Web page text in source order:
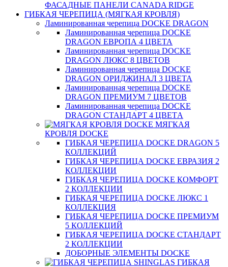
ФАСАДНЫЕ ПАНЕЛИ CANADA RIDGE
ГИБКАЯ ЧЕРЕПИЦА (МЯГКАЯ КРОВЛЯ)
Ламинированная черепица DOCKE DRAGON
Ламинированная черепица DOCKE
DRAGON ЕВРОПА 4 ЦВЕТА
Ламинированная черепица DOCKE
DRAGON ЛЮКС 8 ЦВЕТОВ
Ламинированная черепица DOCKE
DRAGON ОРИДЖИНАЛ 3 ЦВЕТА
Ламинированная черепица DOCKE
DRAGON ПРЕМИУМ 7 ЦВЕТОВ
Ламинированная черепица DOCKE
DRAGON СТАНДАРТ 4 ЦВЕТA
МЯГКАЯ
КРОВЛЯ DOCKE
ГИБКАЯ ЧЕРЕПИЦА DOCKE DRAGON 5
КОЛЛЕКЦИЙ
ГИБКАЯ ЧЕРЕПИЦА DOCKE ЕВРАЗИЯ 2
КОЛЛЕКЦИИ
ГИБКАЯ ЧЕРЕПИЦА DOCKE КОМФОРТ
2 КОЛЛЕКЦИИ
ГИБКАЯ ЧЕРЕПИЦА DOCKE ЛЮКС 1
КОЛЛЕКЦИЯ
ГИБКАЯ ЧЕРЕПИЦА DOCKE ПРЕМИУМ
5 КОЛЛЕКЦИЙ
ГИБКАЯ ЧЕРЕПИЦА DOCKE СТАНДАРТ
2 КОЛЛЕКЦИИ
ДОБОРНЫЕ ЭЛЕМЕНТЫ DOCKE
ГИБКАЯ